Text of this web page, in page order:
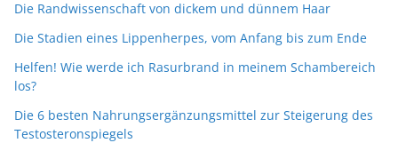
Die Randwissenschaft von dickem und dünnem Haar
Die Stadien eines Lippenherpes, vom Anfang bis zum Ende
Helfen! Wie werde ich Rasurbrand in meinem Schambereich
los?
Die 6 besten Nahrungsergänzungsmittel zur Steigerung des
Testosteronspiegels